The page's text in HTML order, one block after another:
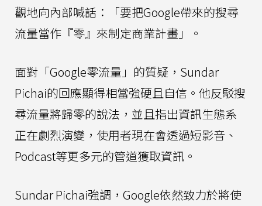
觀地向內部喊話：「要把Google帶來的搜尋
流量當作『零』來制定商業計畫」。
面對「Google零流量」的質疑，Sundar
Pichai的回應顯得相當強硬且自信。他反駁搜
尋流量將歸零的說法，並且指出資訊生態系
正在劇烈演變，使用者現在會透過短影音、
Podcast等更多元的管道獲取資訊。
Sundar Pichai強調，Google依然致力於將使